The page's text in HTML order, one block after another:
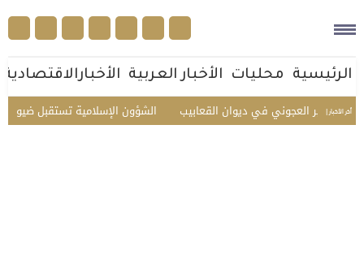
الرئيسية محليات الأخبار العربية الأخبارالاقتصادية
أخر الأخبار | الشؤون الإسلامية تستقبل ضيوف الدفعة العجوني في ديوان القعابيب